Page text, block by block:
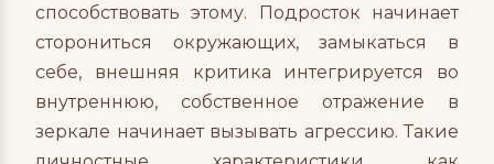
способствовать этому. Подросток начинает
сторониться окружающих, замыкаться в
себе, внешняя критика интегрируется во
внутреннюю, собственное отражение в
зеркале начинает вызывать агрессию. Такие